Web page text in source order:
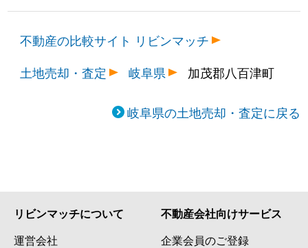
不動産の比較サイト リビンマッチ
土地売却・査定
岐阜県 加茂郡八百津町
岐阜県の土地売却・査定に戻る
リビンマッチについて
運営会社
不動産会社向けサービス
企業会員のご登録